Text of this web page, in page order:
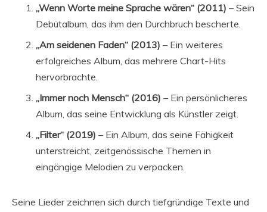
„Wenn Worte meine Sprache wären“ (2011) – Sein
Debütalbum, das ihm den Durchbruch bescherte.
„Am seidenen Faden“ (2013) – Ein weiteres
erfolgreiches Album, das mehrere Chart-Hits
hervorbrachte.
„Immer noch Mensch“ (2016) – Ein persönlicheres
Album, das seine Entwicklung als Künstler zeigt.
„Filter“ (2019) – Ein Album, das seine Fähigkeit
unterstreicht, zeitgenössische Themen in
eingängige Melodien zu verpacken.
Seine Lieder zeichnen sich durch tiefgründige Texte und